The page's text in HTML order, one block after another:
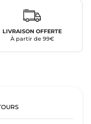
LIVRAISON OFFERTE
À partir de 99€